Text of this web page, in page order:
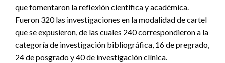
que fomentaron la reflexión científica y académica.
Fueron 320 las investigaciones en la modalidad de cartel
que se expusieron, de las cuales 240 correspondieron a la
categoría de investigación bibliográfica, 16 de pregrado,
24 de posgrado y 40 de investigación clínica.